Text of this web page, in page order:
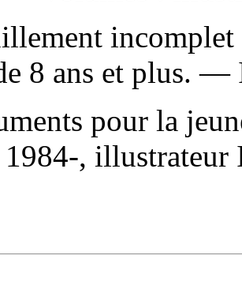
8 ans et plus. —
pour la
1984-,